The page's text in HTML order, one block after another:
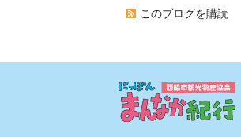
このブログを購読